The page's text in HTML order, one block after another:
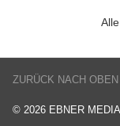
© 2026 EBNER
ZURÜCK NACH OBEN